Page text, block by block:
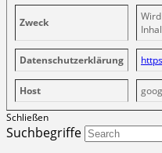
Zweck
Datenschutzerklärung
Host
Schließen
Suchbegriffe